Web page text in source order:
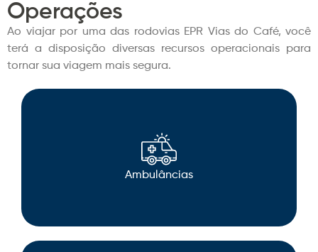
Operações
Ao viajar por uma das rodovias EPR Vias do Café, você
terá a disposição diversas recursos operacionais para
tornar sua viagem mais segura.
Ambulâncias